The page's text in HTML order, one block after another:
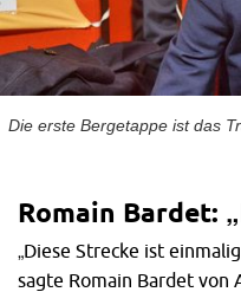
Die erste Bergetappe ist das
Romain Bardet:
„Diese Strecke ist
sagte Romain Bardet von